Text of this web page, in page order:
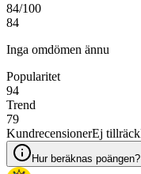
84/100
84
Inga omdömen ännu
Popularitet
94
Trend
79
KundrecensionerEj
Hur beräknas poängen?